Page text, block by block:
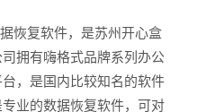
恢复软件，是苏州开心盒
拥有嗨格式品牌系列办公
，是国内比较知名的软件
业的数据恢复软件，可对